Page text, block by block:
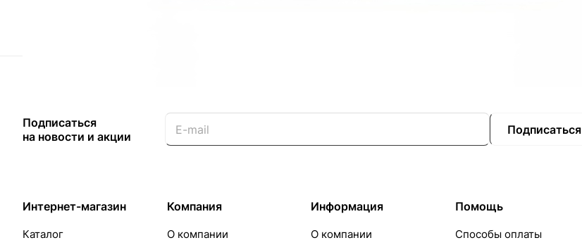
Подписаться
на новости и акции
Подписаться
Интернет-магазин
Каталог
Компания
О компании
Информация
О компании
Помощь
Способы оплаты